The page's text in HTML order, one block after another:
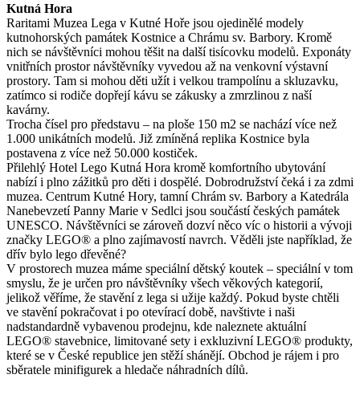
Kutná Hora
Raritami Muzea Lega v Kutné Hoře jsou ojedinělé modely
kutnohorských památek Kostnice a Chrámu sv. Barbory. Kromě
nich se návštěvníci mohou těšit na další tisícovku modelů. Exponáty
vnitřních prostor návštěvníky vyvedou až na venkovní výstavní
prostory. Tam si mohou děti užít i velkou trampolínu a skluzavku,
zatímco si rodiče dopřejí kávu se zákusky a zmrzlinou z naší
kavárny.
Trocha čísel pro představu – na ploše 150 m2 se nachází více než
1.000 unikátních modelů. Již zmíněná replika Kostnice byla
postavena z více než 50.000 kostiček.
Přilehlý Hotel Lego Kutná Hora kromě komfortního ubytování
nabízí i plno zážitků pro děti i dospělé. Dobrodružství čeká i za zdmi
muzea. Centrum Kutné Hory, tamní Chrám sv. Barbory a Katedrála
Nanebevzetí Panny Marie v Sedlci jsou součástí českých památek
UNESCO. Návštěvníci se zároveň dozví něco víc o historii a vývoji
značky LEGO® a plno zajímavostí navrch. Věděli jste například, že
dřív bylo lego dřevěné?
V prostorech muzea máme speciální dětský koutek – speciální v tom
smyslu, že je určen pro návštěvníky všech věkových kategorií,
jelikož věříme, že stavění z lega si užije každý. Pokud byste chtěli
ve stavění pokračovat i po otevírací době, navštivte i naši
nadstandardně vybavenou prodejnu, kde naleznete aktuální
LEGO® stavebnice, limitované sety i exkluzivní LEGO® produkty,
které se v České republice jen stěží shánějí. Obchod je rájem i pro
sběratele minifigurek a hledače náhradních dílů.